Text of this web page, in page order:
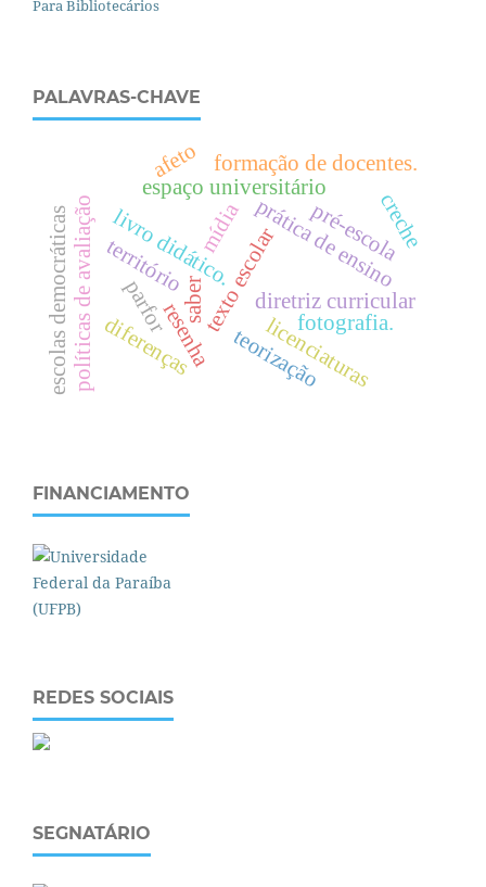
Para Bibliotecários
PALAVRAS-CHAVE
resenha
território
diretriz curricular
prática de ensino
texto escolar
políticas de avaliação
espaço universitário
saber
mídia
livro didático.
escolas democráticas licenciaturas
parfor
pré-escola
creche
formação de docentes.
fotografia.
teorização
diferenças
afeto
FINANCIAMENTO
REDES SOCIAIS
SEGNATÁRIO